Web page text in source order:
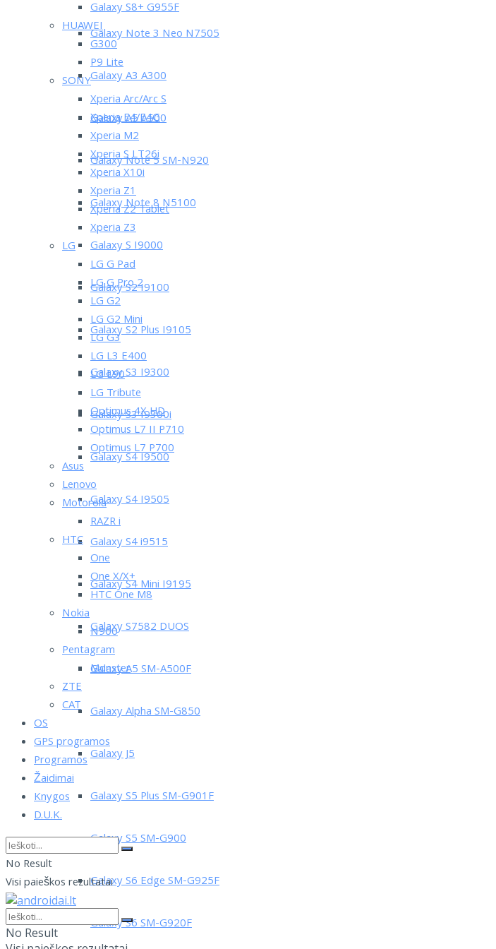
Galaxy Note 3 Neo N7505
Galaxy A3 A300
Galaxy A5 A500
Galaxy Note 5 SM-N920
Galaxy Note 8 N5100
Galaxy S I9000
Galaxy S2 I9100
Galaxy S2 Plus I9105
Galaxy S3 I9300
Galaxy S3 I9300i
Galaxy S4 I9500
Galaxy S4 I9505
Galaxy S4 i9515
Galaxy S4 Mini I9195
Galaxy S7582 DUOS
Galaxy A5 SM-A500F
Galaxy Alpha SM-G850
Galaxy J5
Galaxy S5 Plus SM-G901F
Galaxy S5 SM-G900
Galaxy S6 Edge SM-G925F
Galaxy S6 SM-G920F
Galaxy S8+ G955F
HUAWEI
G300
P9 Lite
SONY
Xperia Arc/Arc S
Xperia E4/E4G
Xperia M2
Xperia S LT26i
Xperia X10i
Xperia Z1
Xperia Z2 Tablet
Xperia Z3
LG
LG G Pad
LG G Pro 2
LG G2
LG G2 Mini
LG G3
LG L3 E400
LG L90
LG Tribute
Optimus 4X HD
Optimus L7 II P710
Optimus L7 P700
Asus
Lenovo
Motorola
RAZR i
HTC
One
One X/X+
HTC One M8
Nokia
N900
Pentagram
Monster
ZTE
CAT
OS
GPS programos
Programos
Žaidimai
Knygos
D.U.K.
No Result
Visi paieškos rezultatai
No Result